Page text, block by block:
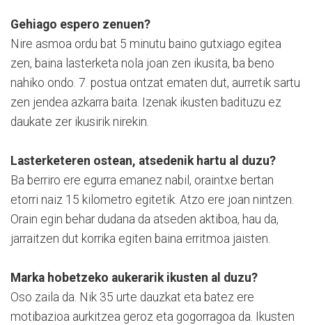
Gehiago espero zenuen?
Nire asmoa ordu bat 5 minutu baino gutxiago egitea
zen, baina lasterketa nola joan zen ikusita, ba beno
nahiko ondo. 7. postua ontzat ematen dut, aurretik sartu
zen jendea azkarra baita. Izenak ikusten badituzu ez
daukate zer ikusirik nirekin.
Lasterketeren ostean, atsedenik hartu al duzu?
Ba berriro ere egurra emanez nabil, oraintxe bertan
etorri naiz 15 kilometro egitetik. Atzo ere joan nintzen.
Orain egin behar dudana da atseden aktiboa, hau da,
jarraitzen dut korrika egiten baina erritmoa jaisten.
Marka hobetzeko aukerarik ikusten al duzu?
Oso zaila da. Nik 35 urte dauzkat eta batez ere
motibazioa aurkitzea geroz eta gogorragoa da. Ikusten